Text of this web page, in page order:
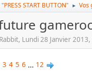
START BUTTON" ► Vos
Lundi 28 Janvier
3 4 5 6 ... 12